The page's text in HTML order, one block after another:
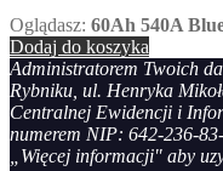
Oglądasz: 60Ah 540A
Dodaj do koszyka
Administratorem Twoich
Rybniku, ul. Henryka
Centralnej Ewidencji i
numerem NIP: 642-236-
„Więcej informacji" aby